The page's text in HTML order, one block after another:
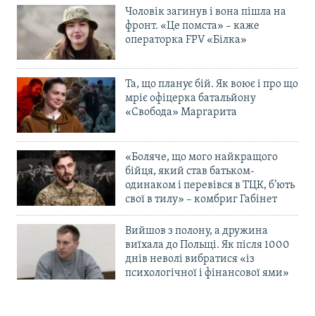
Чоловік загинув і вона пішла на
фронт. «Це помста» – каже
операторка FPV «Білка»
Та, що планує бій. Як воює і про що
мріє офіцерка батальйону
«Свобода» Маргарита
«Боляче, що мого найкращого
бійця, який став батьком-
одинаком і перевівся в ТЦК, б’ють
свої в тилу» – комбриг Габінет
Вийшов з полону, а дружина
виїхала до Польщі. Як після 1000
днів неволі вибратися «із
психологічної і фінансової ями»